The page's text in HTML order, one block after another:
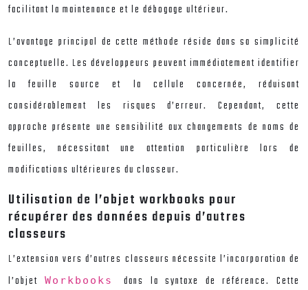
facilitant la maintenance et le débogage ultérieur.
L’avantage principal de cette méthode réside dans sa simplicité
conceptuelle. Les développeurs peuvent immédiatement identifier
la feuille source et la cellule concernée, réduisant
considérablement les risques d’erreur. Cependant, cette
approche présente une sensibilité aux changements de noms de
feuilles, nécessitant une attention particulière lors de
modifications ultérieures du classeur.
Utilisation de l’objet workbooks pour
récupérer des données depuis d’autres
classeurs
L’extension vers d’autres classeurs nécessite l’incorporation de
l’objet
Workbooksdans la syntaxe de référence. Cette